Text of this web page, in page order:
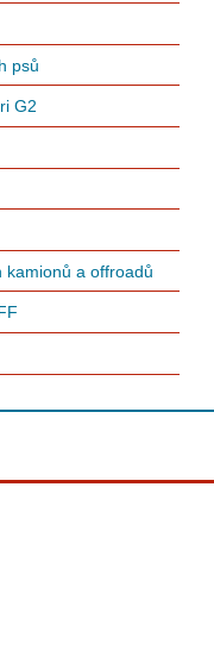
psů
G2
kamionů a offroadů